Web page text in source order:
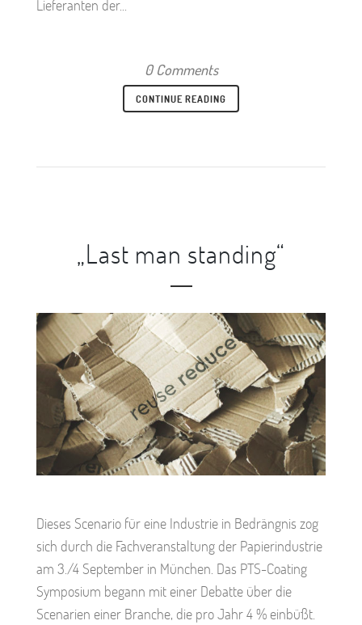
Lieferanten der...
0 Comments
CONTINUE READING
„Last man standing“
Dieses Scenario für eine Industrie in Bedrängnis zog
sich durch die Fachveranstaltung der Papierindustrie
am 3./4 September in München. Das PTS-Coating
Symposium begann mit einer Debatte über die
Scenarien einer Branche, die pro Jahr 4 % einbüßt.